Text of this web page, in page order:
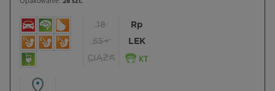
Opakowanie: 28 szt.
18
65+
CIĄŻA
Rp
LEK